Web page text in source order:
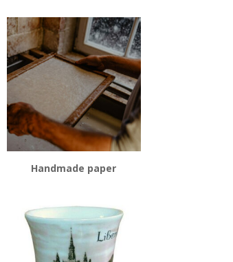
Handmade paper